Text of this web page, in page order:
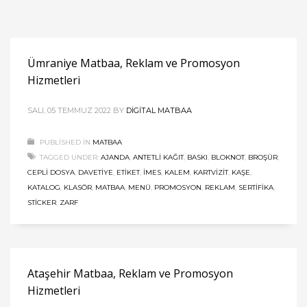
Ümraniye Matbaa, Reklam ve Promosyon
Hizmetleri
SALI, 05 TEMMUZ 2022 BY DIGITAL MATBAA
PUBLISHED IN MATBAA
TAGGED UNDER: AJANDA, ANTETLI KAĞIT, BASKI, BLOKNOT, BROŞÜR,
CEPLI DOSYA, DAVETIYE, ETIKET, İMES, KALEM, KARTVIZIT, KAŞE,
KATALOG, KLASÖR, MATBAA, MENÜ, PROMOSYON, REKLAM, SERTIFIKA,
STICKER, ZARF
Ataşehir Matbaa, Reklam ve Promosyon
Hizmetleri